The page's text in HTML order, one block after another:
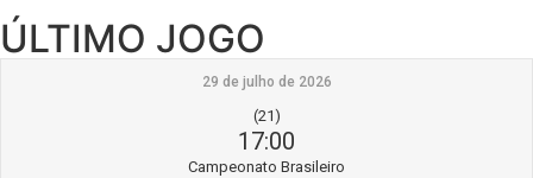
ÚLTIMO JOGO
29 de julho de 2026
(21)
17:00
Campeonato Brasileiro